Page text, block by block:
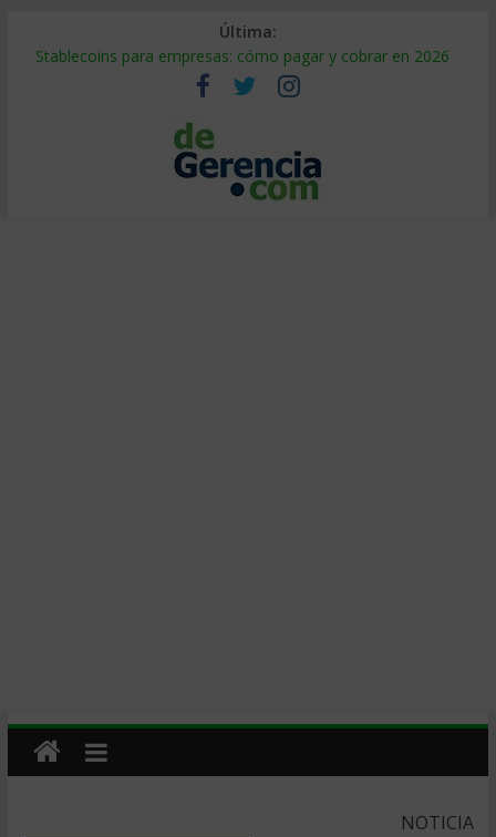
Última:
Stablecoins para empresas: cómo pagar y cobrar en 2026
Despido silencioso: qué es y por qué sale tan caro
IA en selección de personal: cómo auditarla a tiempo
Trabajo forzoso en la cadena de suministro: qué hacer
Mercado hispano de EE. UU.: cómo segmentarlo y venderle
NOTICIA